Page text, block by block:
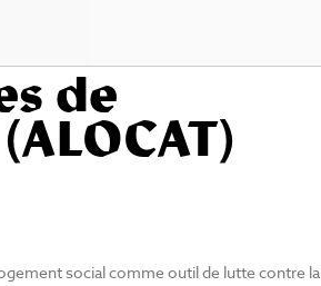
de
social comme outil de lutte contre la